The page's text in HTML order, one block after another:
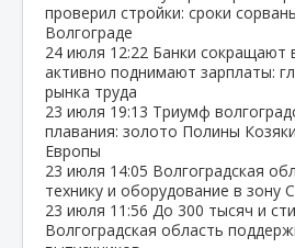
проверил стройки: сроки
Волгограде
24 июля 12:22 Банки сокращают
активно поднимают зарплаты:
рынка труда
23 июля 19:13 Триумф
плавания: золото Полины
Европы
23 июля 14:05 Волгоградская
технику и оборудование в зону
23 июля 11:56 До 300 тысяч и
Волгоградская область